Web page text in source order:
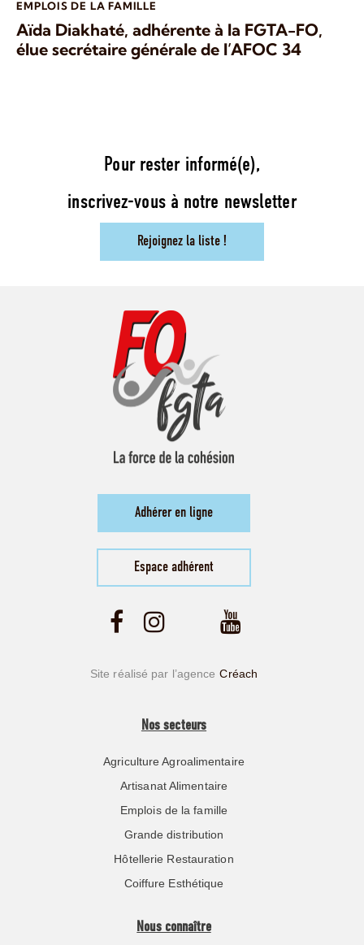
EMPLOIS DE LA FAMILLE
Aïda Diakhaté, adhérente à la FGTA-FO,
élue secrétaire générale de l’AFOC 34
Pour rester informé(e),
inscrivez-vous à notre newsletter
Rejoignez la liste !
Adhérer en ligne
Espace adhérent
Site réalisé par l’agence Créach
Nos secteurs
Agriculture Agroalimentaire
Artisanat Alimentaire
Emplois de la famille
Grande distribution
Hôtellerie Restauration
Coiffure Esthétique
Nous connaître